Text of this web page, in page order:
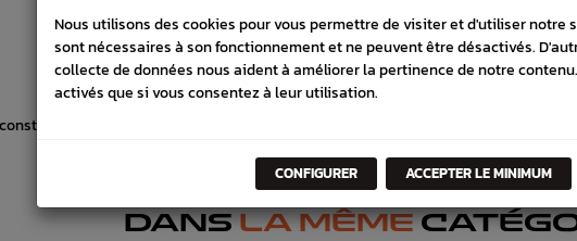
DANSLA MÊME
Nous utilisons des cookies pour vous permettre de visiter et d'utiliser notre
sont nécessaires à son fonctionnement et ne peuvent être désactivés.
collecte de données nous aident à améliorer la pertinence de notre
activés que si vous consentez à leur utilisation.
CONFIGURER ACCEPTER LE MINIMUM